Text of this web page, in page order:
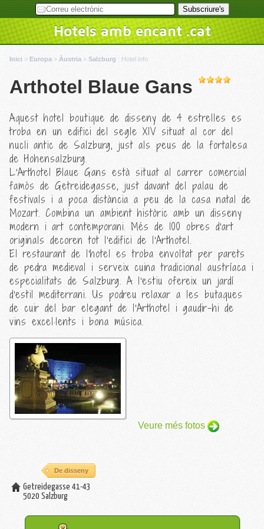
Hotels amb encant .cat
Inici > Europa > Àustria > Salzburg : Hotel info
Arthotel Blaue Gans
Aquest hotel boutique de disseny de 4 estrelles es
troba en un edifici del segle XIV situat al cor del
nucli antic de Salzburg, just als peus de la fortalesa
de Hohensalzburg.
L'Arthotel Blaue Gans està situat al carrer comercial
famós de Getreidegasse, just davant del palau de
festivals i a poca distància a peu de la casa natal de
Mozart. Combina un ambient històric amb un disseny
modern i art contemporani. Més de 100 obres d'art
originals decoren tot l'edifici de l'Arthotel.
El restaurant de l'hotel es troba envoltat per parets
de pedra medieval i serveix cuina tradicional austríaca i
especialitats de Salzburg. A l'estiu ofereix un jardí
d'estil mediterrani. Us podreu relaxar a les butaques
de cuir del bar elegant de l'Arthotel i gaudir-hi de
vins excel·lents i bona música.
Veure més fotos
De disseny
Getreidegasse 41-43
5020 Salzburg